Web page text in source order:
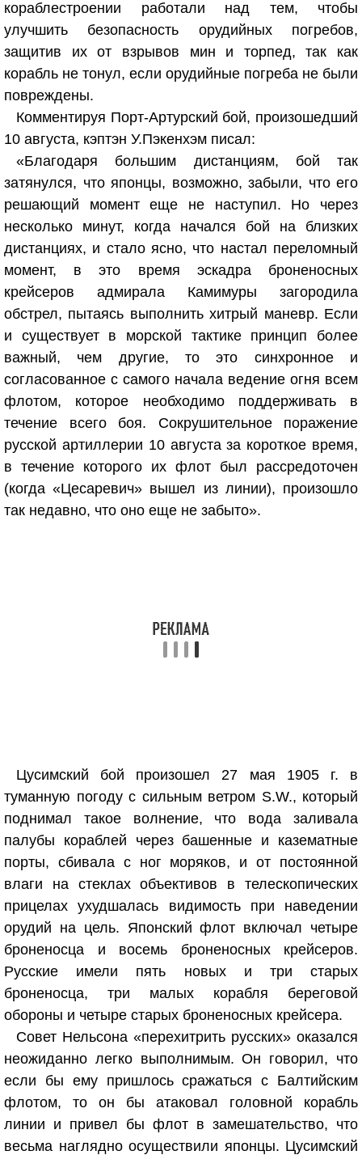
кораблестроении работали над тем, чтобы
улучшить безопасность орудийных погребов,
защитив их от взрывов мин и торпед, так как
корабль не тонул, если орудийные погреба не были
повреждены.
Комментируя Порт-Артурский бой, произошедший
10 августа, кэптэн У.Пэкенхэм писал:
«Благодаря большим дистанциям, бой так
затянулся, что японцы, возможно, забыли, что его
решающий момент еще не наступил. Но через
несколько минут, когда начался бой на близких
дистанциях, и стало ясно, что настал переломный
момент, в это время эскадра броненосных
крейсеров адмирала Камимуры загородила
обстрел, пытаясь выполнить хитрый маневр. Если
и существует в морской тактике принцип более
важный, чем другие, то это синхронное и
согласованное с самого начала ведение огня всем
флотом, которое необходимо поддерживать в
течение всего боя. Сокрушительное поражение
русской артиллерии 10 августа за короткое время,
в течение которого их флот был рассредоточен
(когда «Цесаревич» вышел из линии), произошло
так недавно, что оно еще не забыто».
Цусимский бой произошел 27 мая 1905 г. в
туманную погоду с сильным ветром S.W., который
поднимал такое волнение, что вода заливала
палубы кораблей через башенные и казематные
порты, сбивала с ног моряков, и от постоянной
влаги на стеклах объективов в телескопических
прицелах ухудшалась видимость при наведении
орудий на цель. Японский флот включал четыре
броненосца и восемь броненосных крейсеров.
Русские имели пять новых и три старых
броненосца, три малых корабля береговой
обороны и четыре старых броненосных крейсера.
Совет Нельсона «перехитрить русских» оказался
неожиданно легко выполнимым. Он говорил, что
если бы ему пришлось сражаться с Балтийским
флотом, то он бы атаковал головной корабль
линии и привел бы флот в замешательство, что
весьма наглядно осуществили японцы. Цусимский